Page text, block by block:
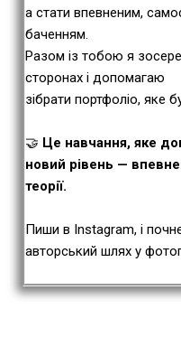
а стати впевненим,
баченням.
Разом із тобою я
сторонах і допомагаю
зібрати портфоліо, яке
🤝 Це навчання, яке
новий рівень —
теорії.
Пиши в Instagram, і
авторський шлях у